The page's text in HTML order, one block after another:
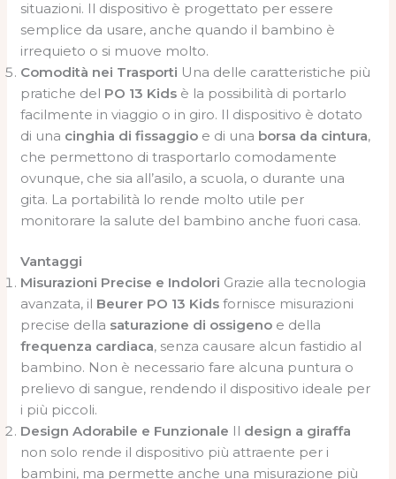
situazioni. Il dispositivo è progettato per essere
semplice da usare, anche quando il bambino è
irrequieto o si muove molto.
Comodità nei Trasporti Una delle caratteristiche più
pratiche del PO 13 Kids è la possibilità di portarlo
facilmente in viaggio o in giro. Il dispositivo è dotato
di una cinghia di fissaggio e di una borsa da cintura,
che permettono di trasportarlo comodamente
ovunque, che sia all’asilo, a scuola, o durante una
gita. La portabilità lo rende molto utile per
monitorare la salute del bambino anche fuori casa.
Vantaggi
Misurazioni Precise e Indolori Grazie alla tecnologia
avanzata, il Beurer PO 13 Kids fornisce misurazioni
precise della saturazione di ossigeno e della
frequenza cardiaca, senza causare alcun fastidio al
bambino. Non è necessario fare alcuna puntura o
prelievo di sangue, rendendo il dispositivo ideale per
i più piccoli.
Design Adorabile e Funzionale Il design a giraffa
non solo rende il dispositivo più attraente per i
bambini, ma permette anche una misurazione più